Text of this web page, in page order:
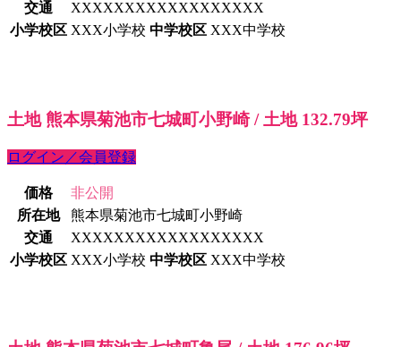
交通
XXXXXXXXXXXXXXXXXX
小学校区 XXX小学校 中学校区 XXX中学校
土地 熊本県菊池市七城町小野崎 / 土地 132.79坪
ログイン／会員登録
価格
非公開
所在地
熊本県菊池市七城町小野崎
交通
XXXXXXXXXXXXXXXXXX
小学校区 XXX小学校 中学校区 XXX中学校